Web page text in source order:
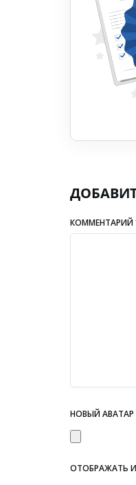
КОММЕНТАРИЙ
НОВЫЙ АВАТАР
ОТОБРАЖАТЬ